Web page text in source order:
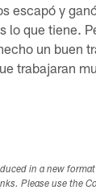
escapó y
lo que tiene.
un buen
trabajaran
in a new
Please use the